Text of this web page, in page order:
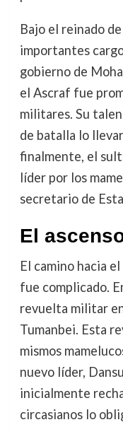
Bajo el reinado
importantes
gobierno de
el Ascraf fue
militares. Su
de batalla lo
finalmente, el
líder por los
secretario de
El
El camino hacia
fue complicado.
revuelta militar
Tumanbei. Esta
mismos
nuevo líder,
inicialmente
circasianos lo